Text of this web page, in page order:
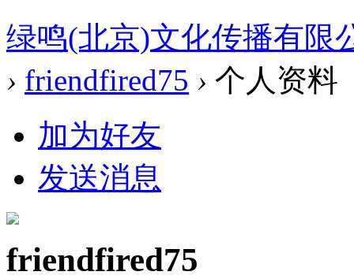
绿鸣(北京)文化传播有限
› friendfired75 › 个人资料
加为好友
发送消息
friendfired75